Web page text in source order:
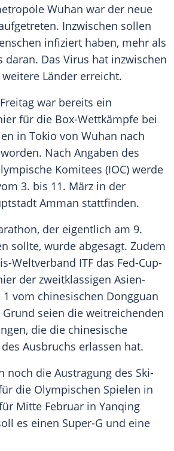
Wuhan war der neue
Inzwischen sollen
infiziert haben, mehr als
daran. Das Virus hat inzwischen
Länder erreicht.
war bereits ein
für die Box-Wettkämpfe bei
in Tokio von Wuhan nach
Nach Angaben des
Komitees (IOC) werde
3. bis 11. März in der
Amman stattfinden.
der eigentlich am 9.
sollte, wurde abgesagt. Zudem
Weltverband ITF das Fed-Cup-
der zweitklassigen Asien-
1 vom chinesischen Dongguan
Grund seien die weitreichenden
die die chinesische
Ausbruchs erlassen hat.
noch die Austragung des Ski-
die Olympischen Spielen in
Mitte Februar in Yanqing
es einen Super-G und eine